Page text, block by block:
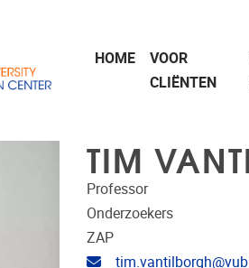
HOME
VOOR
CLIËNTEN
TIM
Professor
Onderzoekers
ZAP
E-mailadres